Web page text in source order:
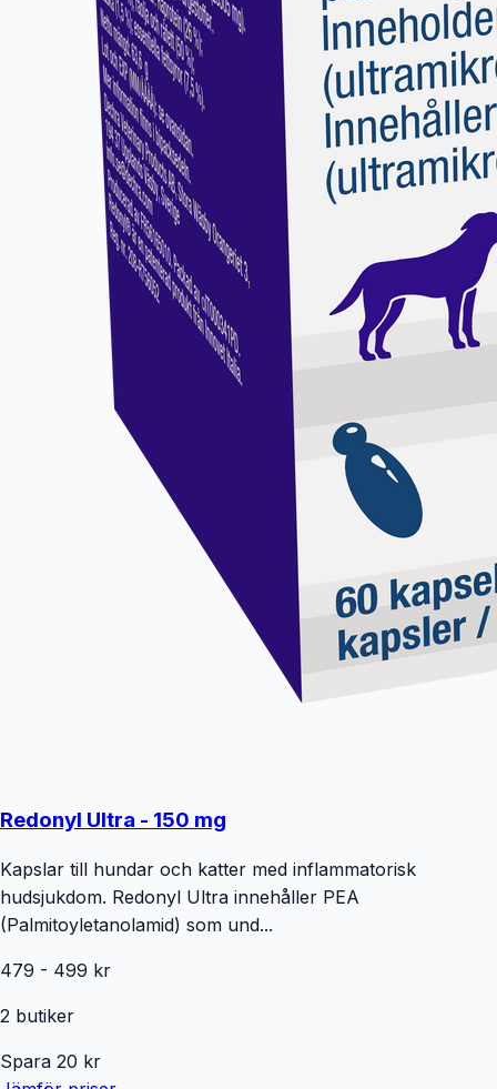
Redonyl Ultra - 150 mg
Kapslar till hundar och katter med inflammatorisk
hudsjukdom. Redonyl Ultra innehåller PEA
(Palmitoyletanolamid) som und...
479 - 499 kr
2 butiker
Spara 20 kr